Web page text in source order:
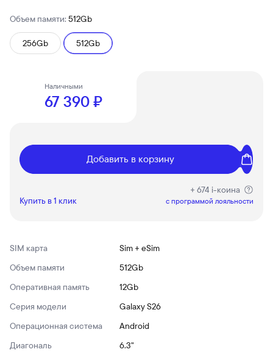
Объем памяти: 512Gb
256Gb 512Gb
Наличными
67 390 ₽
Добавить в корзину
Купить в 1 клик
+ 674 i-коина
c программой лояльности
SIM карта
Sim + eSim
Объем памяти
512Gb
Оперативная память
12Gb
Серия модели
Galaxy S26
Операционная система
Android
Диагональ
6.3"